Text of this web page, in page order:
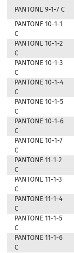
PANTONE 9-1-7 C
PANTONE 10-1-1
C
PANTONE 10-1-2
C
PANTONE 10-1-3
C
PANTONE 10-1-4
C
PANTONE 10-1-5
C
PANTONE 10-1-6
C
PANTONE 10-1-7
C
PANTONE 11-1-2
C
PANTONE 11-1-3
C
PANTONE 11-1-4
C
PANTONE 11-1-5
C
PANTONE 11-1-6
C